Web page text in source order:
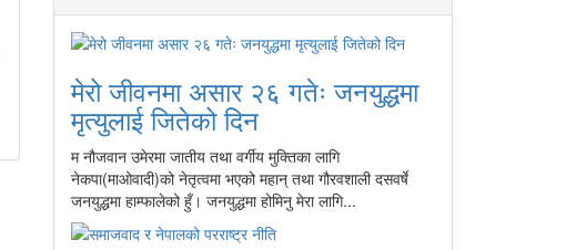
मेरो जीवनमा असार २६ गतेः जनयुद्धमा
मृत्युलाई जितेको दिन
म नौजवान उमेरमा जातीय तथा वर्गीय मुक्तिका लागि
नेकपा(माओवादी)को नेतृत्वमा भएको महान् तथा गौरवशाली दसवर्षे
जनयुद्धमा हाम्फालेको हुँ। जनयुद्धमा होमिनु मेरा लागि...